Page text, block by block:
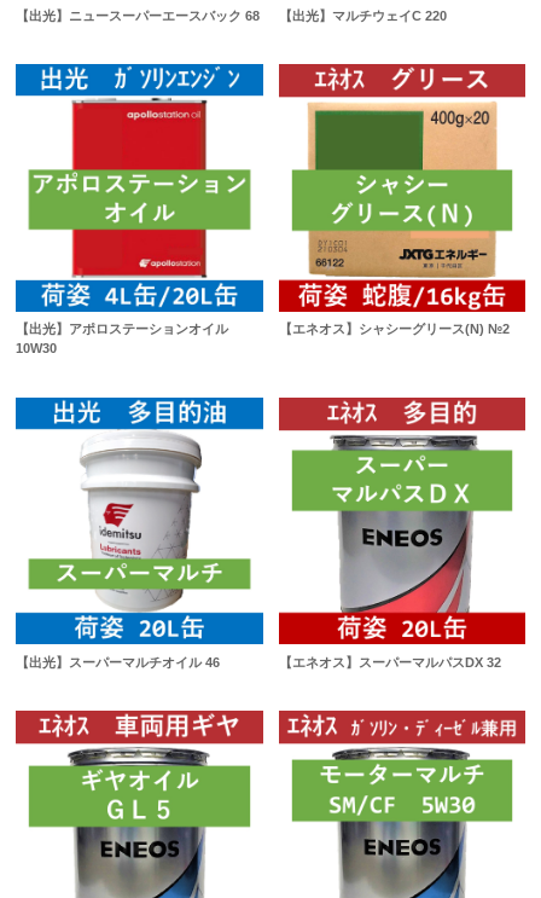
【出光】ニュースーパーエースバック 68 【出光】マルチウェイC 220
【出光】アポロステーションオイル
10W30
【エネオス】シャシーグリース(N) №2
【出光】スーパーマルチオイル 46 【エネオス】スーパーマルパスDX 32